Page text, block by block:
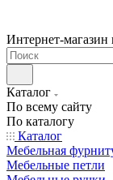
Интернет-магазин
Каталог
По всему сайту
По каталогу
Каталог
Мебельная
Мебельные петли